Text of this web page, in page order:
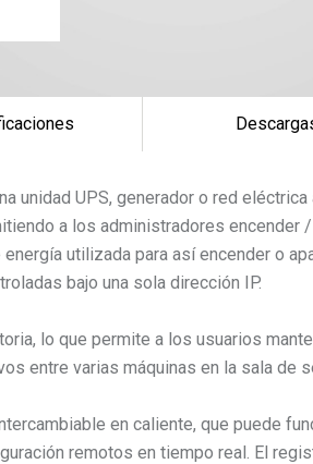
unidad UPS, generador o red
a los administradores
utilizada para así encender o
bajo una sola dirección IP.
lo que permite a los usuarios
entre varias máquinas en la sala de
en caliente, que puede
remotos en tiempo real. El